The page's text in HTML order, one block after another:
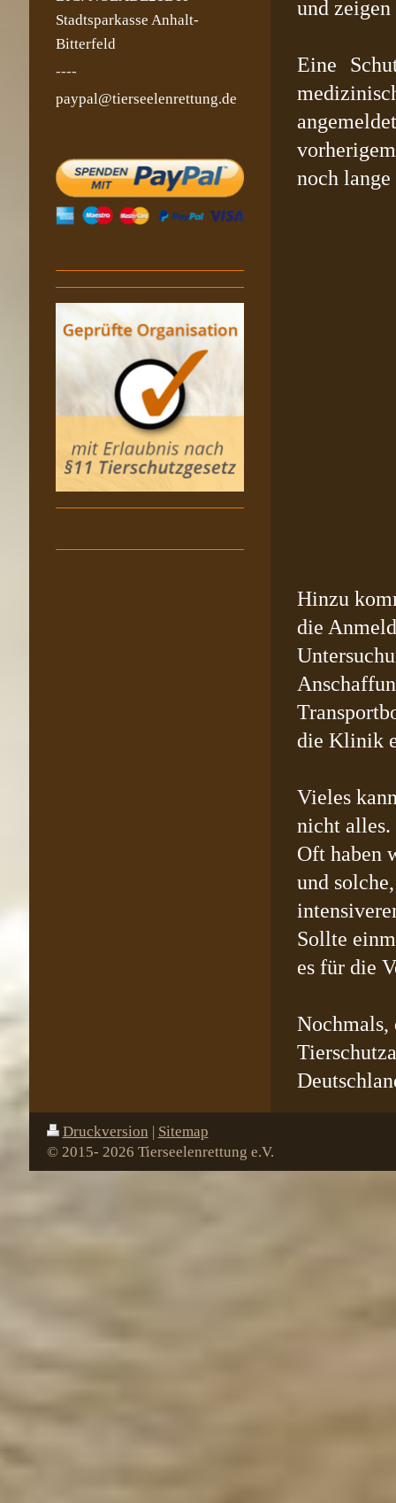
und
Eine
noch
Hinzu
die
die Klinik
Vieles
nicht alles.
Oft haben
und
Sollte
es für die
Stadtsparkasse Anhalt-
Bitterfeld
----
paypal@tierseelenrettung.de
Druckversion | Sitemap
© 2015- 2026 Tierseelenrettung e.V.